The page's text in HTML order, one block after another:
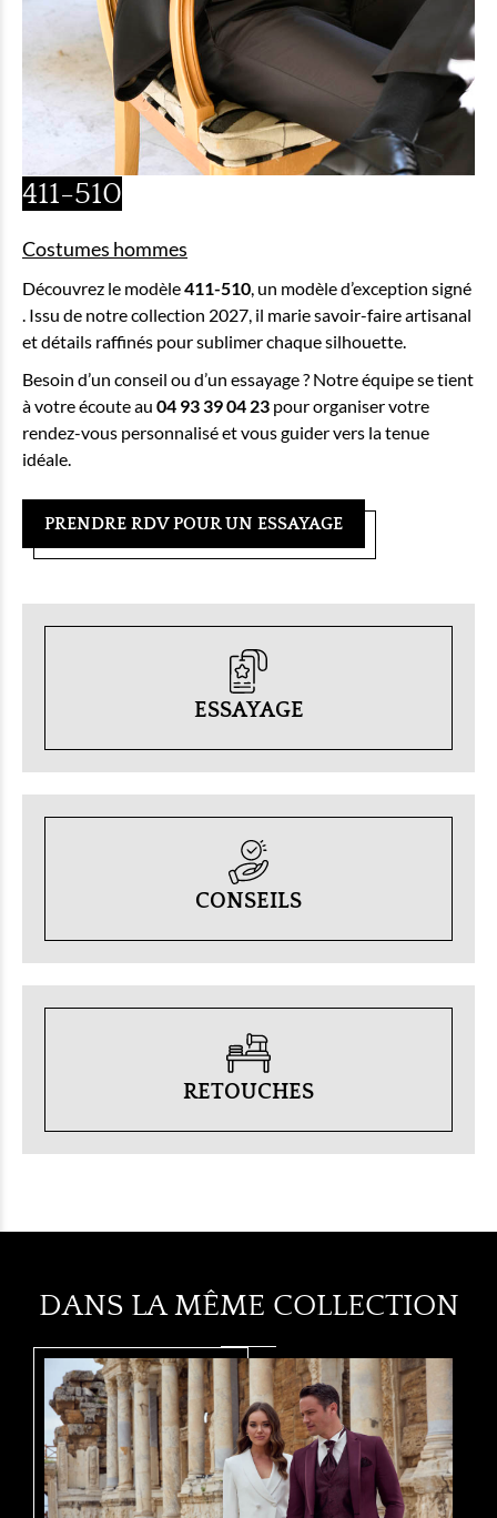
411-510
Costumes hommes
Découvrez le modèle411-510 , un modèle d’exception signé
. Issu de notre collection 2027, il marie savoir-faire artisanal
et détails raffinés pour sublimer chaque silhouette.
Besoin d’un conseil ou d’un essayage ? Notre équipe se tient
à votre écoute au 04 93 39 04 23 pour organiser votre
rendez-vous personnalisé et vous guider vers la tenue
idéale.
PRENDRE RDV POUR UN ESSAYAGE
ESSAYAGE
CONSEILS
RETOUCHES
DANS LA MÊME COLLECTION